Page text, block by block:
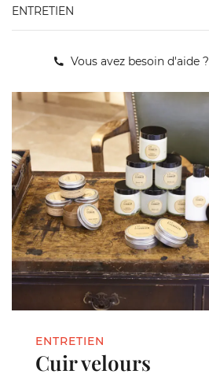
ENTRETIEN
Vous avez besoin d'aide ?
ENTRETIEN
Cuir velours